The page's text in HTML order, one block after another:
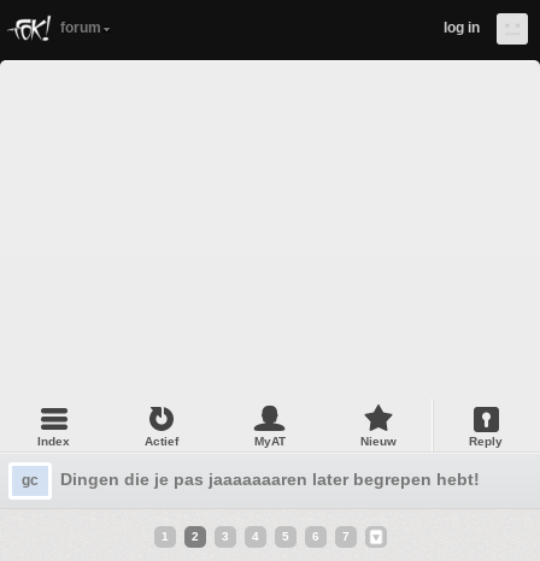
forum log in
Index Actief MyAT Nieuw Reply
gc Dingen die je pas jaaaaaaaren later begrepen hebt! Deel
1 2 3 4 5 6 7